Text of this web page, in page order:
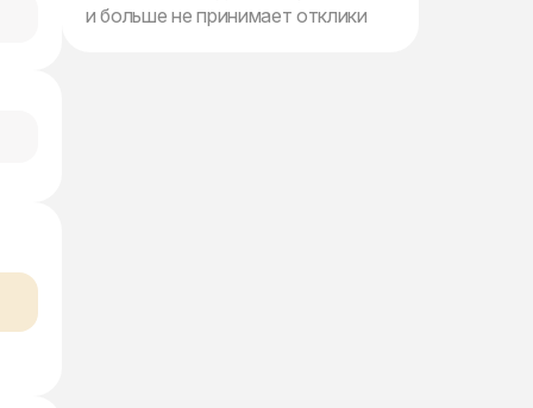
и больше не принимает отклики